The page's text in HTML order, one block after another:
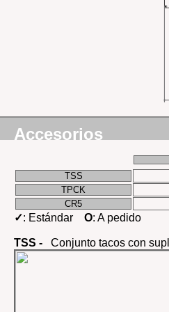
Accesorios
TSS
TPCK
CR5
✓: Estándar O: A pedido
TSS - Conjunto tacos con